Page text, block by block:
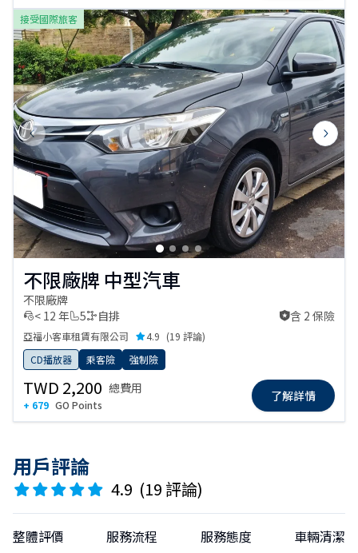
接受國際旅客
Previous slide Next
不限廠牌 中型汽車
不限廠牌
< 12 年
5 自排
含 2 保險 含 2 保險
亞福小客車租賃有限公司 4.9 (19 評論)
CD播放器
乘客險 強制險
TWD 2,200 總費用
+ 679 GO Points
了解詳情
用戶評論
4.9 (19 評論)
整體評價 服務流程 服務態度 車輛清潔